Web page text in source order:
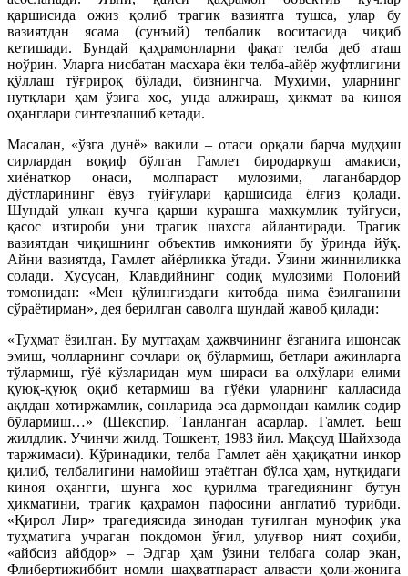
қаршисида ожиз қолиб трагик вазиятга тушса, улар бу
вазиятдан ясама (сунъий) телбалик воситасида чиқиб
кетишади. Бундай қаҳрамонларни фақат телба деб аташ
ноўрин. Уларга нисбатан масхара ёки телба-айёр жуфтлигини
қўллаш тўғрироқ бўлади, бизнингча. Муҳими, уларнинг
нутқлари ҳам ўзига хос, унда алжираш, ҳикмат ва киноя
оҳанглари синтезлашиб кетади.
Масалан, «ўзга дунё» вакили – отаси орқали барча мудҳиш
сирлардан воқиф бўлган Гамлет биродаркуш амакиси,
хиёнаткор онаси, молпараст мулозими, лаганбардор
дўстларининг ёвуз туйғулари қаршисида ёлғиз қолади.
Шундай улкан кучга қарши курашга маҳкумлик туйғуси,
қасос изтироби уни трагик шахсга айлантиради. Трагик
вазиятдан чиқишнинг объектив имконияти бу ўринда йўқ.
Айни вазиятда, Гамлет айёрликка ўтади. Ўзини жинниликка
солади. Хусусан, Клавдийнинг содиқ мулозими Полоний
томонидан: «Мен қўлингиздаги китобда нима ёзилганини
сўраётирман», дея берилган саволга шундай жавоб қилади:
«Туҳмат ёзилган. Бу муттаҳам ҳажвчининг ёзганига ишонсак
эмиш, чолларнинг сочлари оқ бўлармиш, бетлари ажинларга
тўлармиш, гўё кўзларидан мум шираси ва олхўлари елими
қуюқ-қуюқ оқиб кетармиш ва гўёки уларнинг калласида
ақлдан хотиржамлик, сонларида эса дармондан камлик содир
бўлармиш…» (Шекспир. Танланган асарлар. Гамлет. Беш
жилдлик. Учинчи жилд. Тошкент, 1983 йил. Мақсуд Шайхзода
таржимаси). Кўринадики, телба Гамлет аён ҳақиқатни инкор
қилиб, телбалигини намойиш этаётган бўлса ҳам, нутқидаги
киноя оҳангги, шунга хос қурилма трагедиянинг бутун
ҳикматини, трагик қаҳрамон пафосини англатиб турибди.
«Қирол Лир» трагедиясида зинодан туғилган мунофиқ ука
туҳматига учраган покдомон ўғил, улуғвор ният соҳиби,
«айбсиз айбдор» – Эдгар ҳам ўзини телбага солар экан,
Флибертижиббит номли шаҳватпараст алвасти ҳоли-жонига